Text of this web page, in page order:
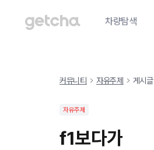
차량탐색
커뮤니티 자유주제 게시글
자유주제
f1보다가